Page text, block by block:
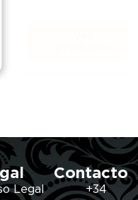
Legal
Contacto
+34